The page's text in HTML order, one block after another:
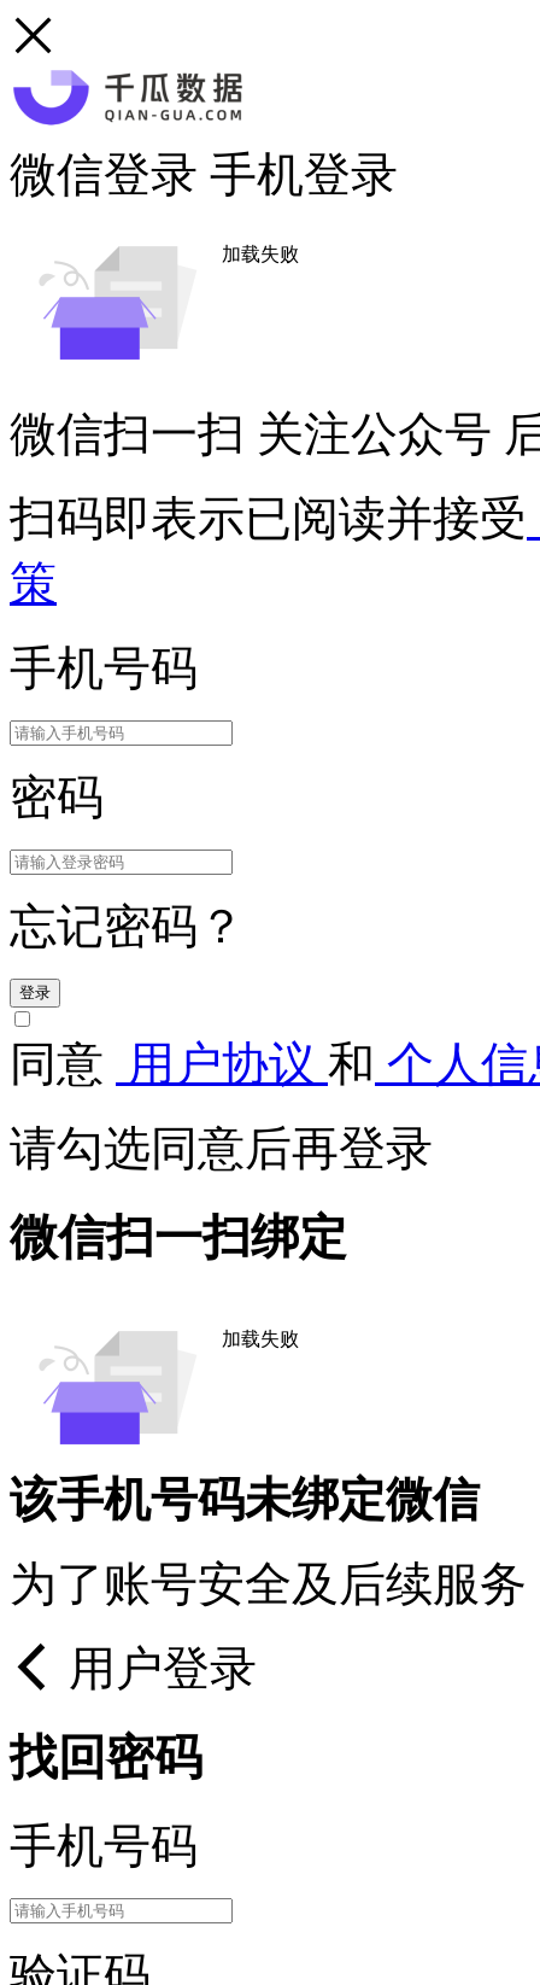
微信登录 手机登录
加载失败
微信扫一扫 关注公众号
扫码即表示已阅读并接受
策
手机号码
密码
忘记密码？
登录
同意 用户协议 和 个人
请勾选同意后再登录
微信扫一扫绑定
加载失败
该手机号码未绑定微信
为了账号安全及后续服
用户登录
找回密码
手机号码
验证码